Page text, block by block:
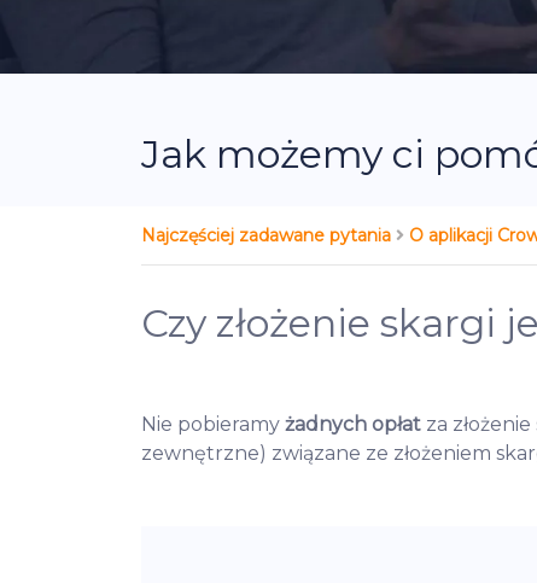
Jak możemy ci
Najczęściej zadawane pytania O aplikacji
Czy złożenie skargi
Nie pobieramy żadnych opłat za
zewnętrzne) związane ze złożeniem